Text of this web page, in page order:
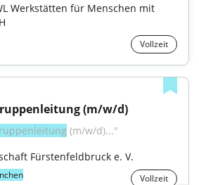
Werkstätten für Menschen mit
Vollzeit
(m/w/d)
(m/w/d)..."
Fürstenfeldbruck e. V.
Vollzeit